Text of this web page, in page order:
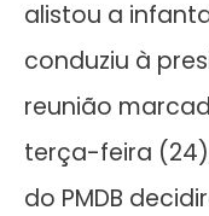
alistou a
conduziu à
reunião
terça-feira
do PMDB